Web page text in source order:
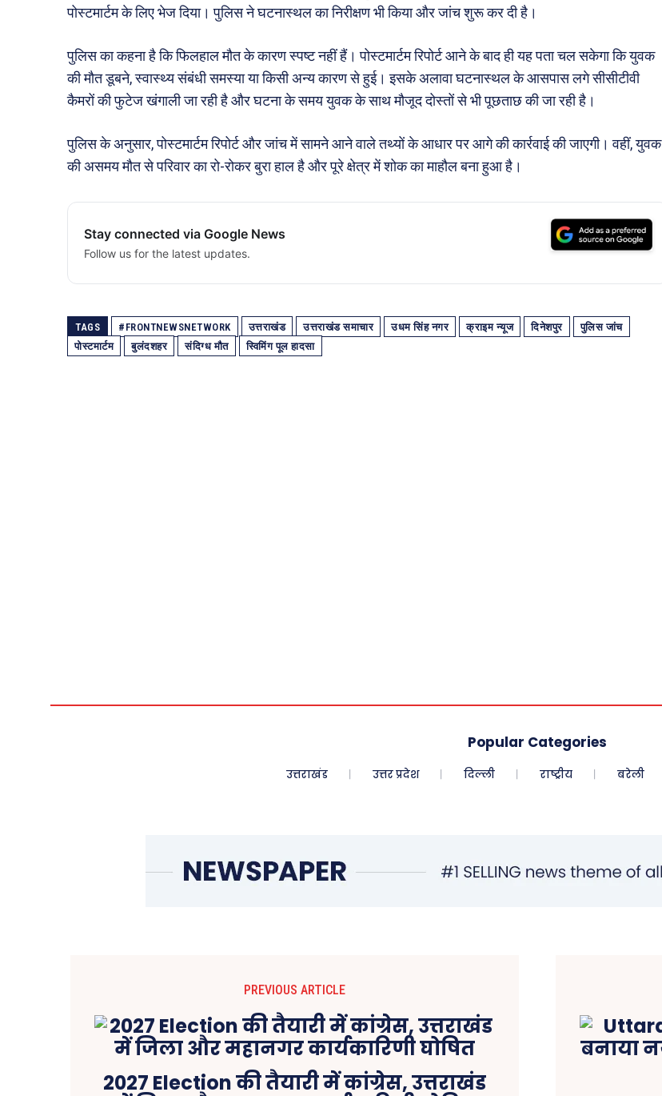
पोस्टमार्टम के लिए भेज दिया। पुलिस ने घटनास्थल का निरीक्षण भी किया और जांच शुरू कर दी है।
पुलिस का कहना है कि फिलहाल मौत के कारण स्पष्ट नहीं हैं। पोस्टमार्टम रिपोर्ट आने के बाद ही यह पता चल सकेगा कि युवक
की मौत डूबने, स्वास्थ्य संबंधी समस्या या किसी अन्य कारण से हुई। इसके अलावा घटनास्थल के आसपास लगे सीसीटीवी
कैमरों की फुटेज खंगाली जा रही है और घटना के समय युवक के साथ मौजूद दोस्तों से भी पूछताछ की जा रही है।
पुलिस के अनुसार, पोस्टमार्टम रिपोर्ट और जांच में सामने आने वाले तथ्यों के आधार पर आगे की कार्रवाई की जाएगी। वहीं, युवक
की असमय मौत से परिवार का रो-रोकर बुरा हाल है और पूरे क्षेत्र में शोक का माहौल बना हुआ है।
Stay connected via Google News
Follow us for the latest updates.
TAGS #FRONTNEWSNETWORK उत्तराखंड उत्तराखंड समाचार उधम सिंह नगर क्राइम न्यूज दिनेशपुर
पुलिस जांच
पोस्टमार्टम
बुलंदशहर संदिग्ध मौत स्विमिंग पूल हादसा
Popular Categories
उत्तराखंड उत्तर प्रदेश दिल्ली राष्ट्रीय बरेली
PREVIOUS ARTICLE
2027 Election की तैयारी में कांग्रेस, उत्तराखंड